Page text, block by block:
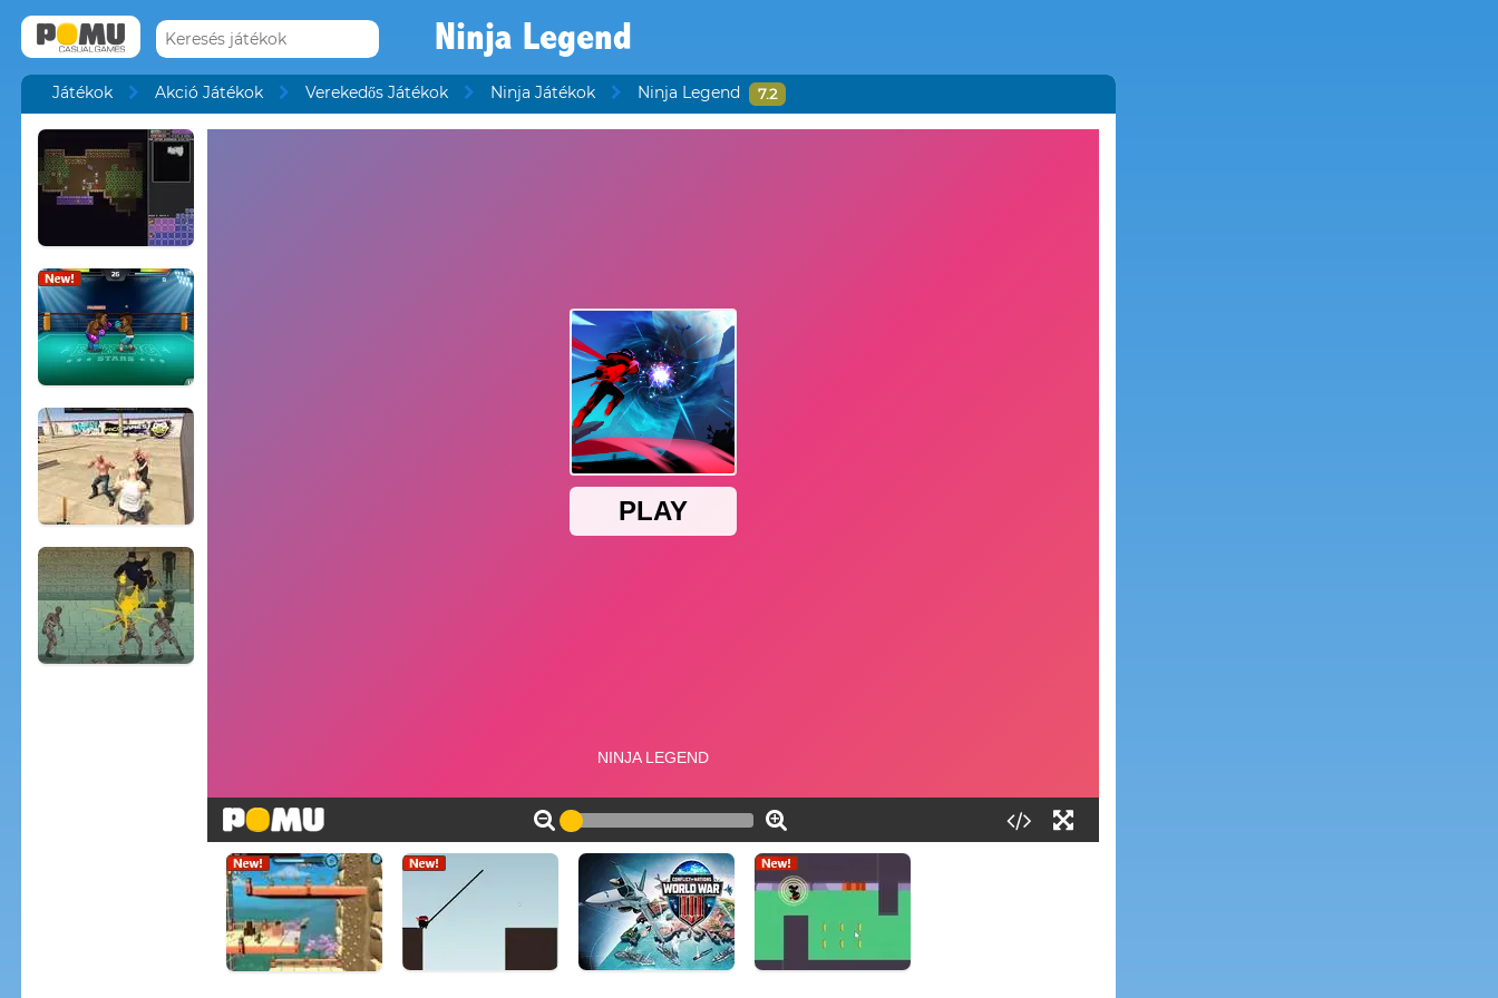
Ninja Legend
Játékok Akció Játékok Verekedős Játékok Ninja Játékok Ninja Legend 7.2